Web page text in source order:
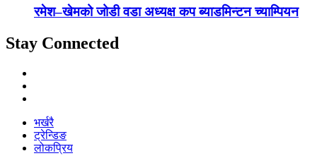
रमेश–खेमको जोडी वडा अध्यक्ष कप ब्याडमिन्टन च्याम्पियन
Stay Connected
भर्खरै
ट्रेन्डिङ
लोकप्रिय